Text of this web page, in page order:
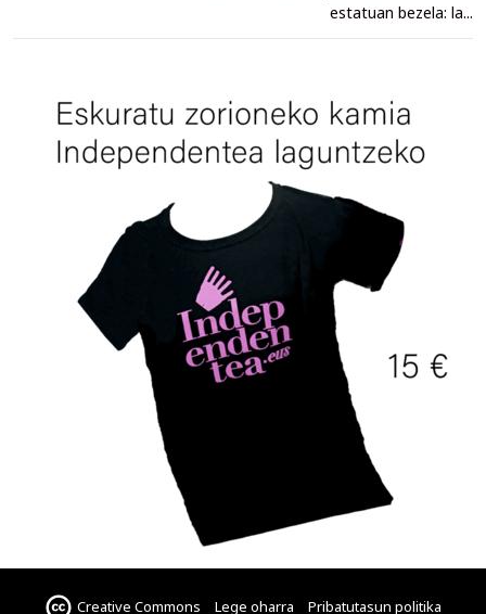
estatuan bezela: la...
Creative Commons Lege oharra Pribatutasun politika